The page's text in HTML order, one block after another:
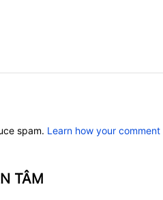
spam. Learn how your
TÂM